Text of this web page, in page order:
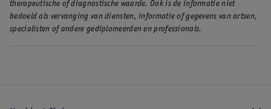
therapeutische of diagnostische waarde. Ook is de informatie niet
bedoeld als vervanging van diensten, informatie of gegevens van artsen,
specialisten of andere gediplomeerden en professionals.